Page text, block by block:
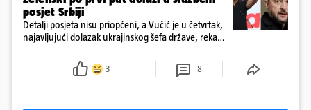
posjet Srbiji
Detalji posjeta nisu priopćeni, a Vučić je u četvrtak,
najavljujući dolazak ukrajinskog šefa države, rekao
europski put Ukrajine i Srbije
3 8